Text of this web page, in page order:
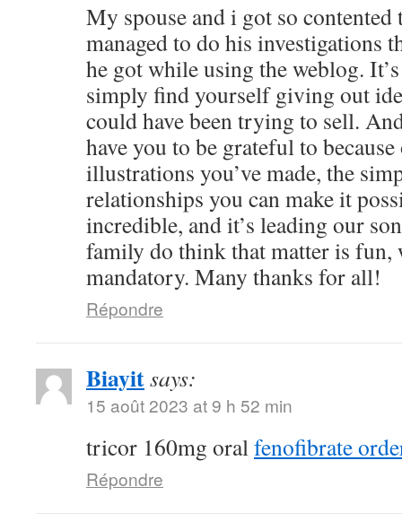
My spouse and i got so contented
managed to do his investigations
he got while using the weblog.
simply find yourself giving out
could have been trying to sell.
have you to be grateful to
illustrations you’ve made, the
relationships you can make it
incredible, and it’s leading our
family do think that matter is
mandatory. Many thanks for all!
Répondre
Biayitsays:
15 août 2023 at 9 h 52 min
tricor 160mg oralfenofibrate
Répondre